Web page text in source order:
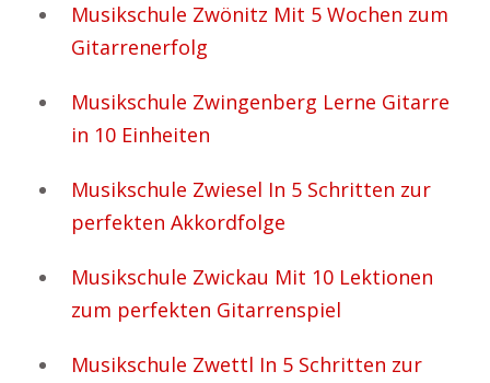
Musikschule Zwönitz Mit 5 Wochen zum
Gitarrenerfolg
Musikschule Zwingenberg Lerne Gitarre
in 10 Einheiten
Musikschule Zwiesel In 5 Schritten zur
perfekten Akkordfolge
Musikschule Zwickau Mit 10 Lektionen
zum perfekten Gitarrenspiel
Musikschule Zwettl In 5 Schritten zur